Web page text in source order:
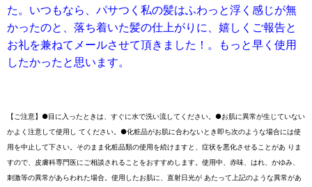
た。いつもなら、パサつく私の髪はふわっと浮く感じが無
かったのと、落ち着いた髪の仕上がりに、嬉しくご報告と
お礼を兼ねてメールさせて頂きました！。もっと早く使用
したかったと思います。
【ご注意】●目に入ったときは、すぐに水で洗い流してください。●お肌に異常が生じていない
かよく注意して使用し てください。●化粧品がお肌に合わないとき即ち次のような場合には使
用を中止して下さい。そのまま化粧品類の使用を続けますと、症状を悪化させることがあ りま
すので、皮膚科専門医にご相談されることをおすすめします。使用中、赤味、はれ、かゆみ、
刺激等の異常があらわれた場合。使用したお肌に、直射日光が あたって上記のような異常があ